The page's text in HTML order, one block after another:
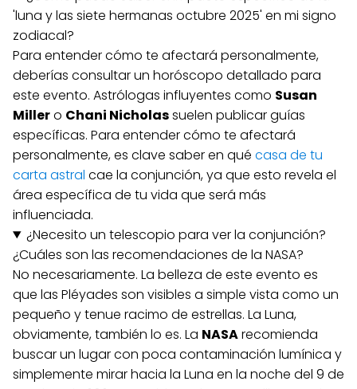
'luna y las siete hermanas octubre 2025' en mi signo
zodiacal?
Para entender cómo te afectará personalmente,
deberías consultar un horóscopo detallado para
este evento. Astrólogas influyentes como Susan
Millero Chani Nicholassuelen publicar guías
específicas. Para entender cómo te afectará
personalmente, es clave saber en qué casa de tu
carta astral cae la conjunción, ya que esto revela el
área específica de tu vida que será más
influenciada.
¿Necesito un telescopio para ver la conjunción?
¿Cuáles son las recomendaciones de la NASA?
No necesariamente. La belleza de este evento es
que las Pléyades son visibles a simple vista como un
pequeño y tenue racimo de estrellas. La Luna,
obviamente, también lo es. La NASArecomienda
buscar un lugar con poca contaminación lumínica y
simplemente mirar hacia la Luna en la noche del 9 de